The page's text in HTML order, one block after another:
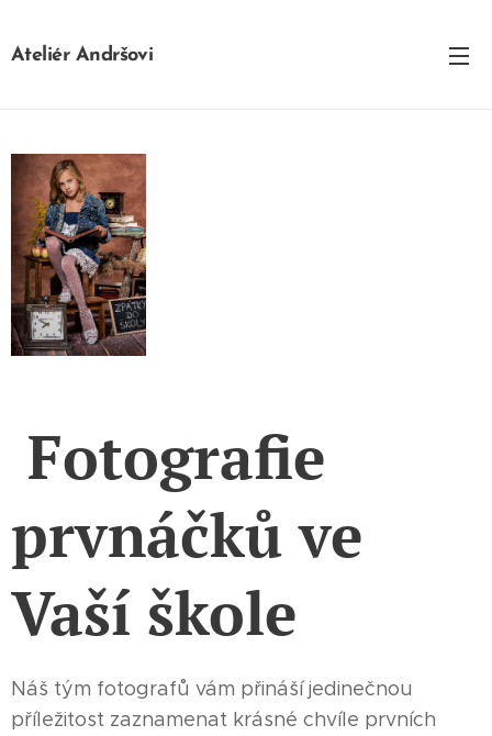
Ateliér Andršovi
Fotografie
prvnáčků ve
Vaší škole
Náš tým fotografů vám přináší jedinečnou
příležitost zaznamenat krásné chvíle prvních